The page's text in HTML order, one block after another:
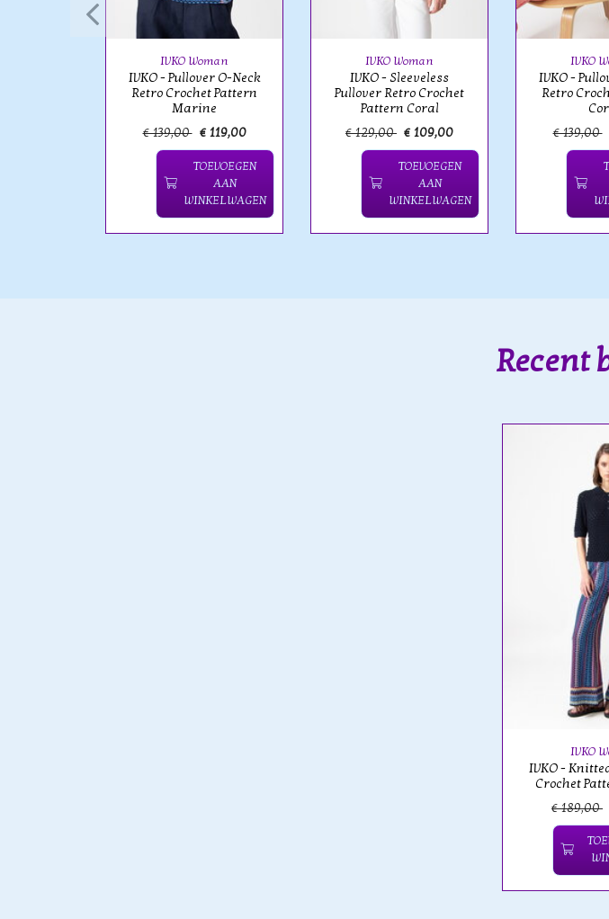
IVKO Woman
IVKO - Pullover O-Neck
Retro Crochet Pattern
Marine
€ 139,00 € 119,00
TOEVOEGEN
AAN
WINKELWAGEN
IVKO Woman
IVKO - Sleeveless
Pullover Retro Crochet
Pattern Coral
€ 129,00 € 109,00
TOEVOEGEN
AAN
WINKELWAGEN
IVKO
IVKO -
Retro
€ 139,00
Recent
IVKO
IVKO -
Crochet
€ 189,00